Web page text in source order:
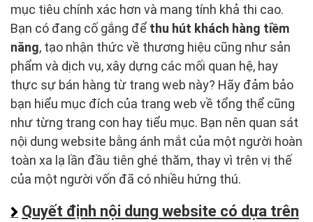
mục tiêu chính xác hơn và mang tính khả thi cao.
Bạn có đang cố gắng để thu hút khách hàng tiềm
năng, tạo nhận thức về thương hiệu cũng như sản
phẩm và dịch vụ, xây dựng các mối quan hệ, hay
thực sự bán hàng từ trang web này? Hãy đảm bảo
bạn hiểu mục đích của trang web về tổng thể cũng
như từng trang con hay tiểu mục. Bạn nên quan sát
nội dung website bằng ánh mắt của một người hoàn
toàn xa lạ lần đầu tiên ghé thăm, thay vì trên vị thế
của một người vốn đã có nhiều hứng thú.
Quyết định nội dung website có dựa trên